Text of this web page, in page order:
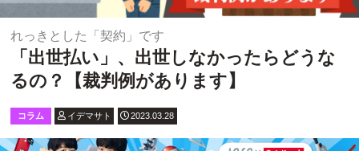
れっきとした「契約」です
「出世払い」、出世しなかったらどうな
るの？【裁判例があります】
コラム イデマサト 2023.03.28